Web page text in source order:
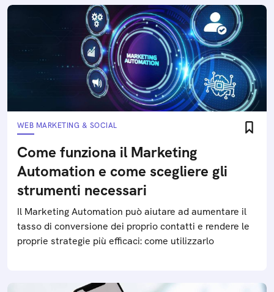
WEB MARKETING & SOCIAL
Come funziona il Marketing
Automation e come scegliere gli
strumenti necessari
Il Marketing Automation può aiutare ad aumentare il
tasso di conversione dei proprio contatti e rendere le
proprie strategie più efficaci: come utilizzarlo